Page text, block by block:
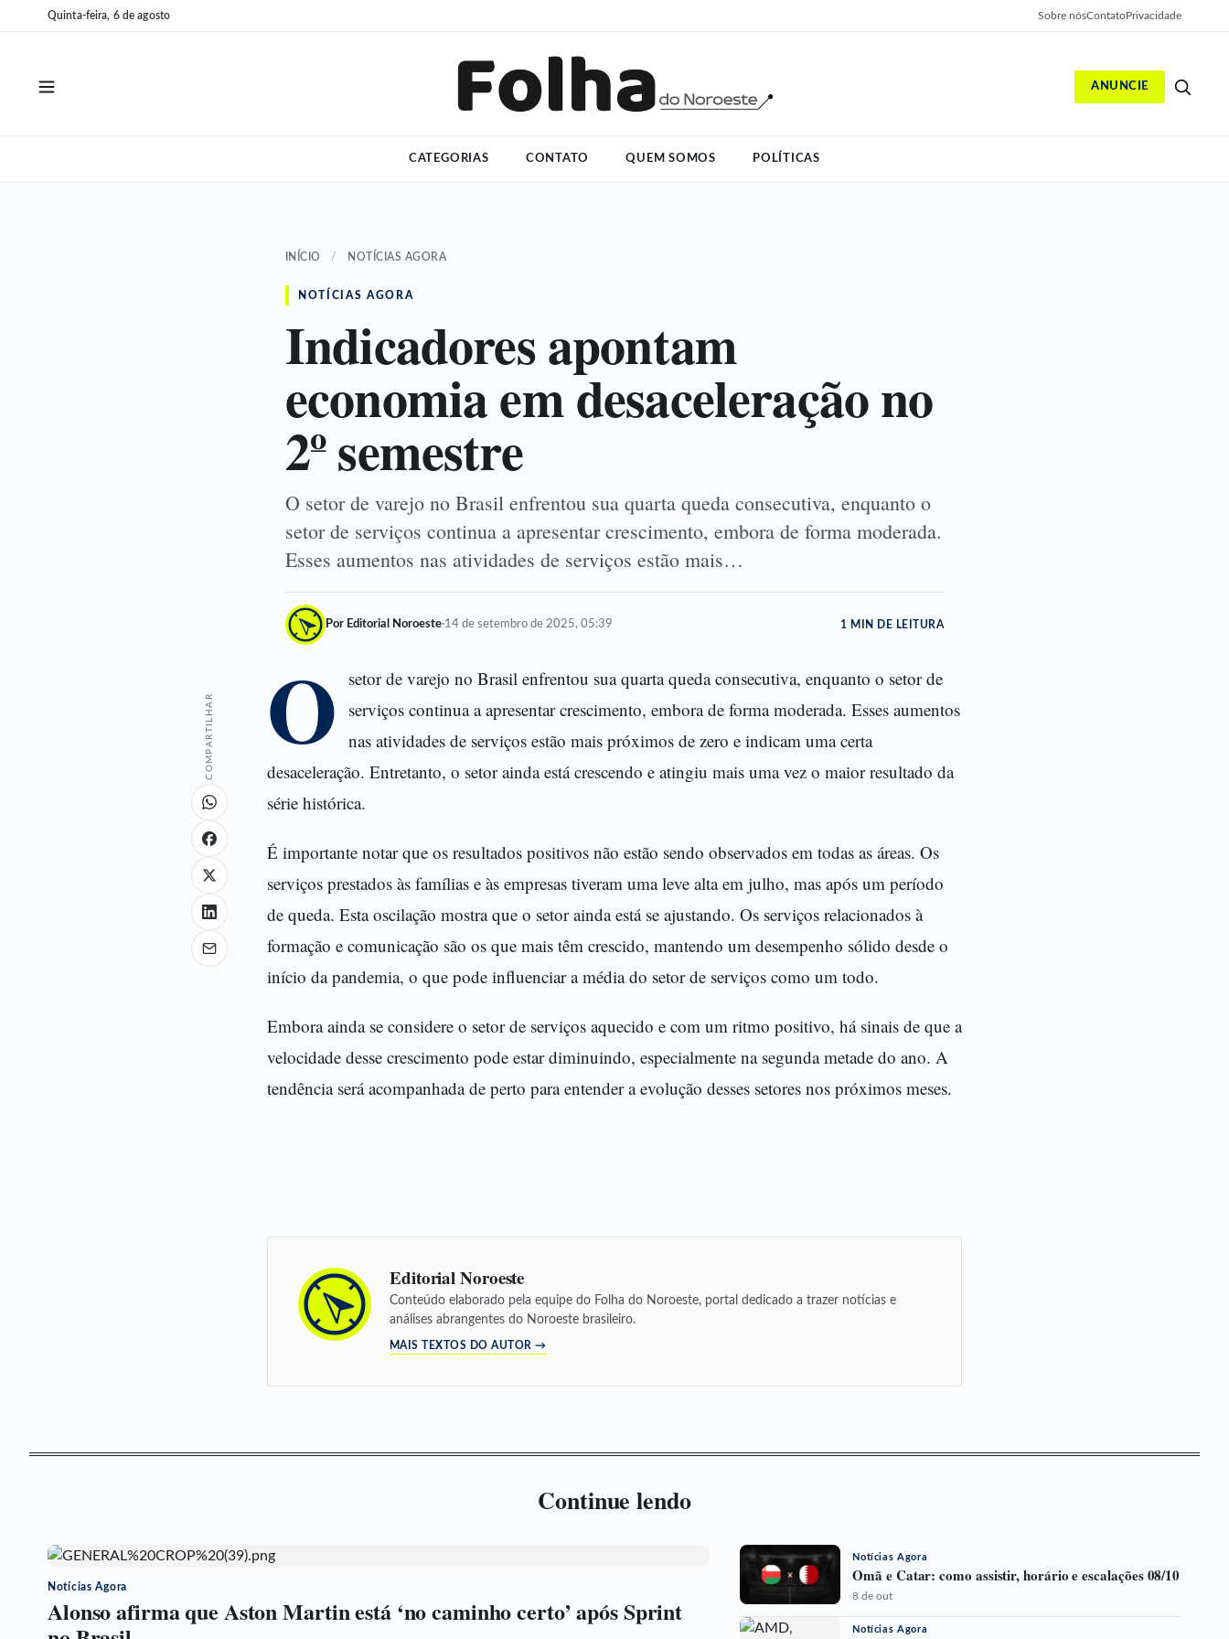
para
para
Quinta-feira, 6 de agosto Sobre nósContatoPrivacidade
ANUNCIE
CATEGORIAS CONTATO QUEM SOMOS POLÍTICAS
INÍCIO / NOTÍCIAS AGORA
NOTÍCIAS AGORA
Indicadores apontam
economia em desaceleração no
2º semestre
O setor de varejo no Brasil enfrentou sua quarta queda consecutiva, enquanto o
setor de serviços continua a apresentar crescimento, embora de forma moderada.
Esses aumentos nas atividades de serviços estão mais…
Por Editorial Noroeste·14 de setembro de 2025, 05:39 1 MIN DE LEITURA
COMPARTILHAR O
setor de varejo no Brasil enfrentou sua quarta queda consecutiva, enquanto o setor de
serviços continua a apresentar crescimento, embora de forma moderada. Esses aumentos
nas atividades de serviços estão mais próximos de zero e indicam uma certa
desaceleração. Entretanto, o setor ainda está crescendo e atingiu mais uma vez o maior resultado da
série histórica.
É importante notar que os resultados positivos não estão sendo observados em todas as áreas. Os
serviços prestados às famílias e às empresas tiveram uma leve alta em julho, mas após um período
de queda. Esta oscilação mostra que o setor ainda está se ajustando. Os serviços relacionados à
formação e comunicação são os que mais têm crescido, mantendo um desempenho sólido desde o
início da pandemia, o que pode influenciar a média do setor de serviços como um todo.
Embora ainda se considere o setor de serviços aquecido e com um ritmo positivo, há sinais de que a
velocidade desse crescimento pode estar diminuindo, especialmente na segunda metade do ano. A
tendência será acompanhada de perto para entender a evolução desses setores nos próximos meses.
Editorial Noroeste
Conteúdo elaborado pela equipe do Folha do Noroeste, portal dedicado a trazer notícias e
análises abrangentes do Noroeste brasileiro.
MAIS TEXTOS DO AUTOR →
Continue lendo
Notícias Agora
Alonso afirma que Aston Martin está ‘no caminho certo’ após Sprint
Notícias Agora
Omã e Catar: como assistir, horário e escalações 08/10
8 de out
Notícias Agora